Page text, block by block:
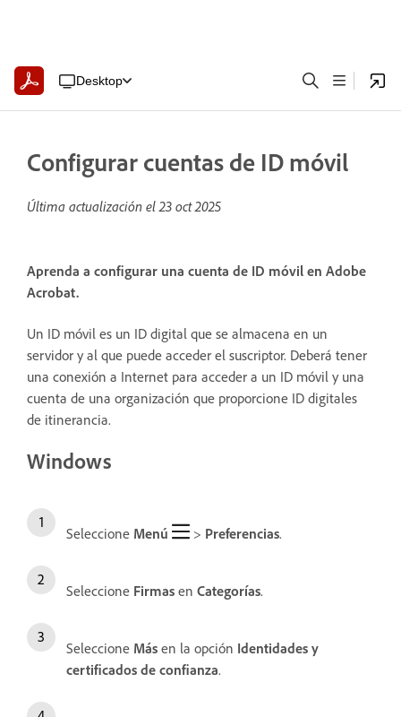
Desktop
Configurar cuentas de ID móvil
Última actualización el23 oct 2025
Aprenda a configurar una cuenta de ID móvil en Adobe
Acrobat.
Un ID móvil es un ID digital que se almacena en un
servidor y al que puede acceder el suscriptor. Deberá tener
una conexión a Internet para acceder a un ID móvil y una
cuenta de una organización que proporcione ID digitales
de itinerancia.
Windows
Seleccione Menú > Preferencias.
Seleccione Firmas en Categorías.
Seleccione Más en la opción Identidades y
certificados de confianza.